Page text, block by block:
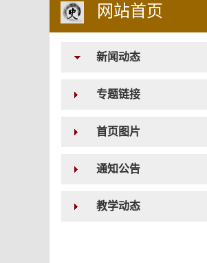
网站首页
新闻动态
专题链接
首页图片
通知公告
教学动态